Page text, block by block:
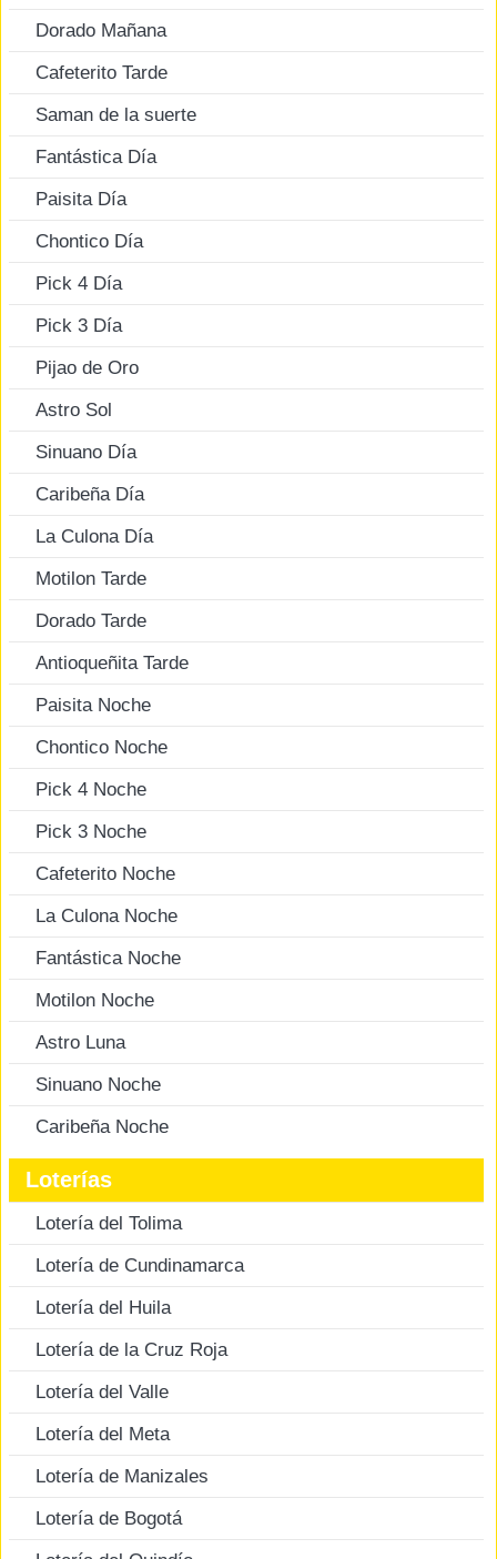
Dorado Mañana
Cafeterito Tarde
Saman de la suerte
Fantástica Día
Paisita Día
Chontico Día
Pick 4 Día
Pick 3 Día
Pijao de Oro
Astro Sol
Sinuano Día
Caribeña Día
La Culona Día
Motilon Tarde
Dorado Tarde
Antioqueñita Tarde
Paisita Noche
Chontico Noche
Pick 4 Noche
Pick 3 Noche
Cafeterito Noche
La Culona Noche
Fantástica Noche
Motilon Noche
Astro Luna
Sinuano Noche
Caribeña Noche
Loterías
Lotería del Tolima
Lotería de Cundinamarca
Lotería del Huila
Lotería de la Cruz Roja
Lotería del Valle
Lotería del Meta
Lotería de Manizales
Lotería de Bogotá